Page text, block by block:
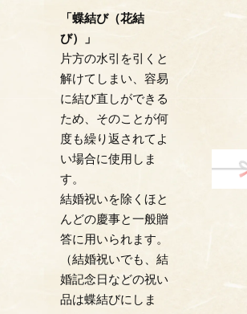
「蝶結び（花結
び）」
片方の水引を引くと
解けてしまい、容易
に結び直しができる
ため、そのことが何
度も繰り返されてよ
い場合に使用しま
す。
結婚祝いを除くほと
んどの慶事と一般贈
答に用いられます。
（結婚祝いでも、結
婚記念日などの祝い
品は蝶結びにしま